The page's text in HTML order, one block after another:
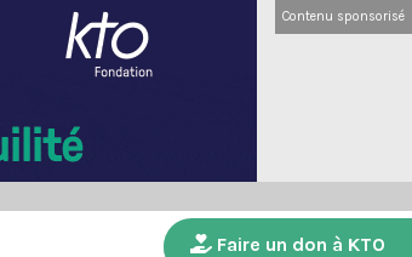
Contenu sponsorisé
Faire un don à KTO